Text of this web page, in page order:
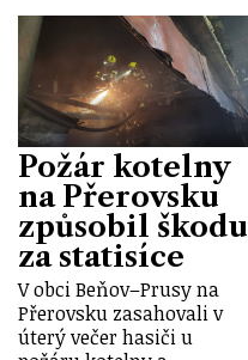
Požár kotelny
na Přerovsku
způsobil škodu
za statisíce
V obci Beňov–Prusy na
Přerovsku zasahovali v
úterý večer hasiči u